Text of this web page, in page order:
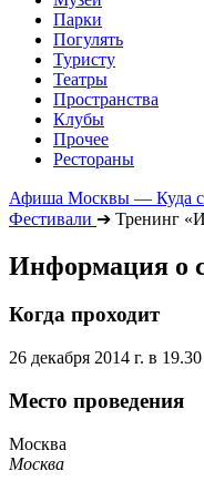
Парки
Погулять
Туристу
Театры
Пространства
Клубы
Прочее
Рестораны
Афиша Москвы — Куда
Фестивали ➔ Тренинг
Информация о
Когда проходит
26 декабря 2014 г. в 19.30
Место проведения
Москва
Москва